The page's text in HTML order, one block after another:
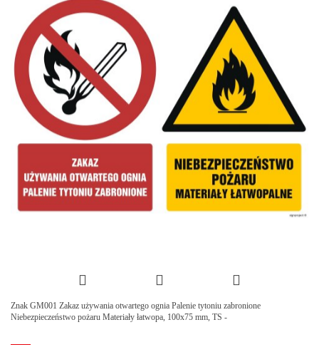
Znak GM001 Zakaz używania otwartego ognia Palenie tytoniu zabronione
Niebezpieczeństwo pożaru Materiały łatwopa, 100x75 mm, TS -